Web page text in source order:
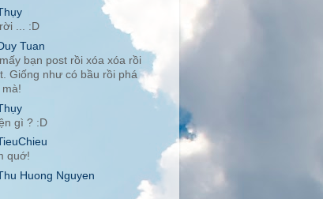
... :D
Tuan
bạn post rồi xóa xóa rồi
Giống như có bầu rồi phá
mà!
gì ? :D
quớ!
Huong Nguyen